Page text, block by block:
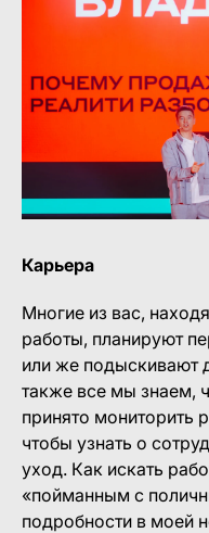
Карьера
Многие из вас,
работы, планируют
или же подыскивают
также все мы знаем,
принято мониторить
чтобы узнать о
уход. Как искать
«пойманным с
подробности в моей